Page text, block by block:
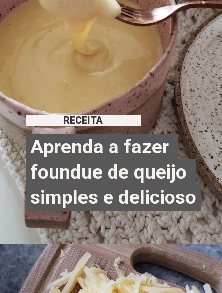
RECEITA
Aprenda a fazer
foundue de queijo
simples e delicioso
Aprenda a fazer
foundue de queijo
simples e delicioso